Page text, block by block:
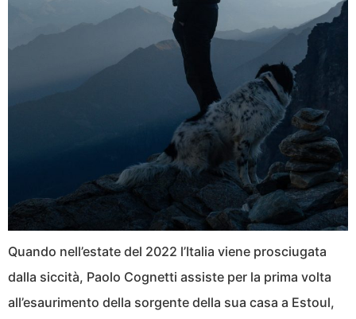
Quando nell’estate del 2022 l’Italia viene prosciugata
dalla siccità, Paolo Cognetti assiste per la prima volta
all’esaurimento della sorgente della sua casa a Estoul,